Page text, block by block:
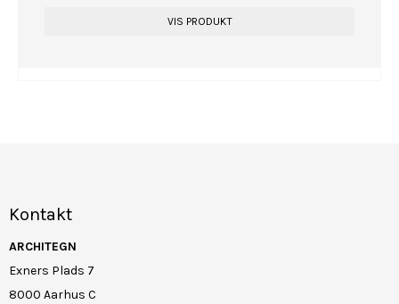
VIS PRODUKT
Kontakt
ARCHITEGN
Exners Plads 7
8000 Aarhus C